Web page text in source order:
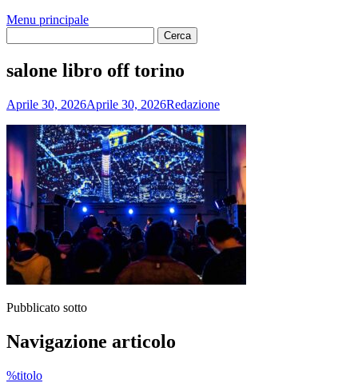
Menu principale
salone libro off torino
Aprile 30, 2026Aprile 30, 2026Redazione
Pubblicato sotto
Navigazione articolo
%titolo